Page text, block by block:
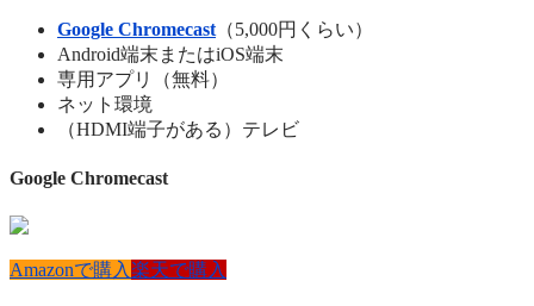
Google Chromecast （5,000円くらい）
Android端末またはiOS端末
専用アプリ（無料）
ネット環境
（HDMI端子がある）テレビ
Google Chromecast
Amazonで購入楽天で購入